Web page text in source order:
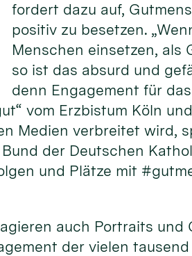
fordert dazu auf,
positiv zu besetzen.
Menschen einsetzen, als
so ist das absurd und
denn Engagement für
vom Erzbistum Köln
Medien verbreitet wird,
der Deutschen
und Plätze mit
auch Portraits und
der vielen